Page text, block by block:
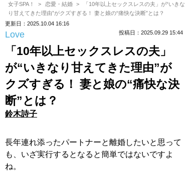
女子SPA！ 恋愛・結婚
「10年以上セックスレスの夫」が“いきな
り甘えてきた理由”がクズすぎる！ 妻と娘の“痛快な決断”とは？
更新日：2025.10.04 16:16
Love 投稿日：2025.09.29 15:44
「10年以上セックスレスの夫」
が“いきなり甘えてきた理由”が
クズすぎる！ 妻と娘の“痛快な決
断”とは？
鈴木詩子
長年連れ添ったパートナーと離婚したいと思って
も、いざ実行するとなると簡単ではないですよ
ね。